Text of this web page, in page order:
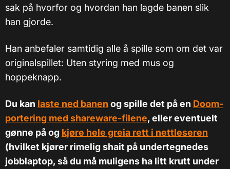
sak på hvorfor og hvordan han lagde banen slik
han gjorde.
Han anbefaler samtidig alle å spille som om det var
originalspillet: Uten styring med mus og
hoppeknapp.
Du kan laste ned banen og spille det på en Doom-
portering med shareware-filene, eller eventuelt
gønne på og kjøre hele greia rett i nettleseren
(hvilket kjører rimelig shait på undertegnedes
jobblaptop, så du må muligens ha litt krutt under